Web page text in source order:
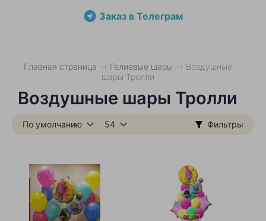
Заказ в Телеграм
Главная страница Гелиевые шары
Воздушные
шары Тролли
Воздушные шары Тролли
Фильтры
По умолчанию 54